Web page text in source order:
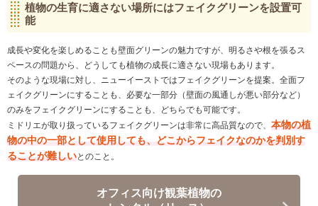
植物の生育に適さない場所にはフェイクグリーンを設置可
能
成長や変化を楽しめることも壁面グリーンの魅力ですが、明るさや根を張るス
ペースの問題から、どうしても植物の成長に適さない現場もあります。
そのような現場に対し、ニューイーストではフェイクグリーンを提案。全面フ
ェイクグリーンにすることも、必要な一部分（壁面の風通しが悪い部分など）
のみをフェイクグリーンにすることも、どちらでも可能です。
ミドリエが取り扱っているフェイクグリーンは非常に高品質なので、 本物の植
物の中の一部として使用しても、どこからフェイクなのかを判別す
ることが難しいとのこと。
オフィス向け観葉植物の